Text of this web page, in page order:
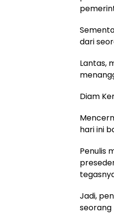
dari
Lantas,
Diam
hari ini
Penulis
Jadi,
seorang